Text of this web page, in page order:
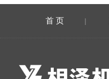
首 页 |